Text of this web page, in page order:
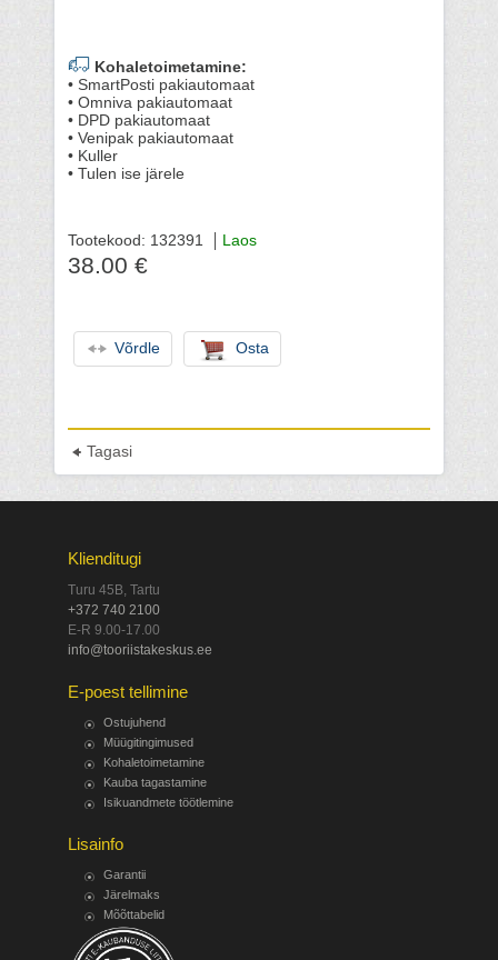
Kohaletoimetamine:
• SmartPosti pakiautomaat
• Omniva pakiautomaat
• DPD pakiautomaat
• Venipak pakiautomaat
• Kuller
• Tulen ise järele
Tootekood: 132391 Laos
38.00 €
Võrdle Osta
Tagasi
Klienditugi
Turu 45B, Tartu
+372 740 2100
E-R 9.00-17.00
info@tooriistakeskus.ee
E-poest tellimine
Ostujuhend
Müügitingimused
Kohaletoimetamine
Kauba tagastamine
Isikuandmete töötlemine
Lisainfo
Garantii
Järelmaks
Mõõttabelid